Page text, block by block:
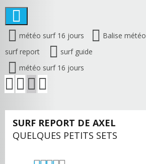
météo surf 16 jours Balise météo
surf report
surf guide
météo surf 16 jours
SURF REPORT DE AXEL
QUELQUES PETITS SETS